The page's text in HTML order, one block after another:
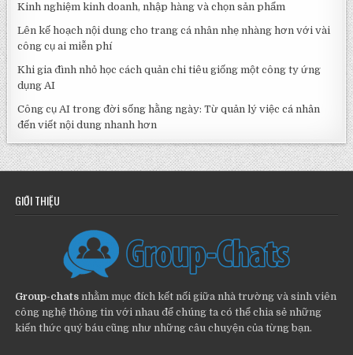
Kinh nghiệm kinh doanh, nhập hàng và chọn sản phẩm
Lên kế hoạch nội dung cho trang cá nhân nhẹ nhàng hơn với vài
công cụ ai miễn phí
Khi gia đình nhỏ học cách quản chi tiêu giống một công ty ứng
dụng AI
Công cụ AI trong đời sống hằng ngày: Từ quản lý việc cá nhân
đến viết nội dung nhanh hơn
GIỚI THIỆU
Group-chats nhằm mục đích kết nối giữa nhà trường và sinh viên
công nghệ thông tin với nhau để chúng ta có thể chia sẻ những
kiến thức quý báu cũng như những câu chuyện của từng bạn.